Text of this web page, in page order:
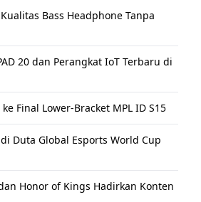
Bass Headphone Tanpa
20 dan Perangkat IoT Terbaru di
Final Lower-Bracket MPL ID S15
Duta Global Esports World Cup
Honor of Kings Hadirkan Konten